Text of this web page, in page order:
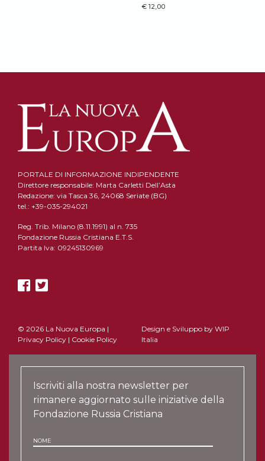
€ 12,00
PORTALE DI INFORMAZIONE INDIPENDENTE
Direttore responsabile: Marta Carletti Dell’Asta
Redazione: via Tasca 36, 24068 Seriate (BG)
tel.: +39-035-294021
Reg. Trib. Milano (8.11.1991) al n. 735
Fondazione Russia Cristiana E.T.S.
Partita Iva: 09245130969
© 2026 La Nuova Europa |
Privacy Policy | Cookie Policy
Design e Sviluppo by WIP
Italia
Iscriviti alla nostra newsletter per
rimanere aggiornato sulle iniziative della
Fondazione Russia Cristiana
NOME